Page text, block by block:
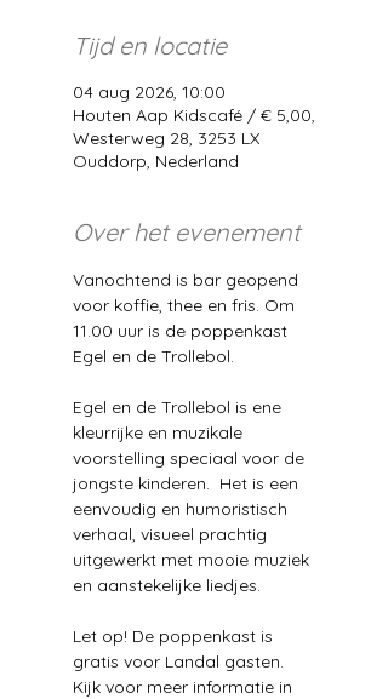
Tijd en locatie
04 aug 2026, 10:00
Houten Aap Kidscafé / € 5,00,
Westerweg 28, 3253 LX
Ouddorp, Nederland
Over het evenement
Vanochtend is bar geopend
voor koffie, thee en fris. Om
11.00 uur is de poppenkast
Egel en de Trollebol.
Egel en de Trollebol is ene
kleurrijke en muzikale
voorstelling speciaal voor de
jongste kinderen.  Het is een
eenvoudig en humoristisch
verhaal, visueel prachtig
uitgewerkt met mooie muziek
en aanstekelijke liedjes.
Let op! De poppenkast is
gratis voor Landal gasten.
Kijk voor meer informatie in